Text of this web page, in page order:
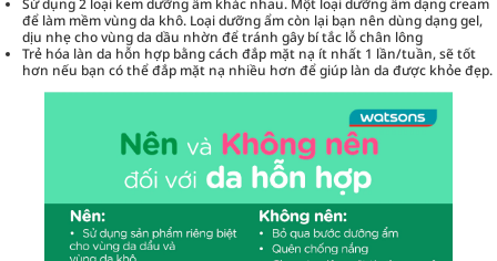
Sử dụng 2 loại kem dưỡng ẩm khác nhau. Một loại dưỡng ẩm dạng cream
để làm mềm vùng da khô. Loại dưỡng ẩm còn lại bạn nên dùng dạng gel,
dịu nhẹ cho vùng da dầu nhờn để tránh gây bí tắc lỗ chân lông
Trẻ hóa làn da hỗn hợp bằng cách đắp mặt nạ ít nhất 1 lần/tuần, sẽ tốt
hơn nếu bạn có thể đắp mặt nạ nhiều hơn để giúp làn da được khỏe đẹp.